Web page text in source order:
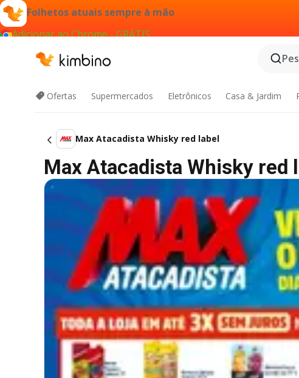
Folhetos atuais sempre à mão
Adicionar ao Chrome - GRÁTIS
Ofertas Supermercados Eletrônicos Casa & Jardim
Max Atacadista Whisky red label
Max Atacadista Whisky